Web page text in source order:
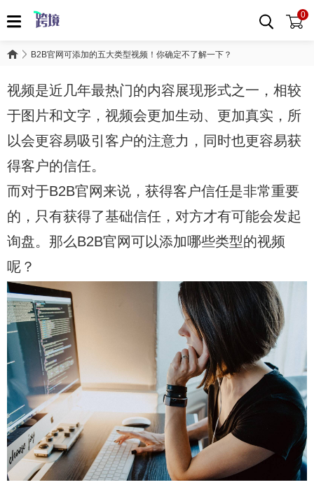
0
B2B官网可添加的五大类型视频！你确定不了解一下？
视频是近几年最热门的内容展现形式之一，相较
于图片和文字，视频会更加生动、更加真实，所
以会更容易吸引客户的注意力，同时也更容易获
得客户的信任。
而对于B2B官网来说，获得客户信任是非常重要
的，只有获得了基础信任，对方才有可能会发起
询盘。那么B2B官网可以添加哪些类型的视频
呢？